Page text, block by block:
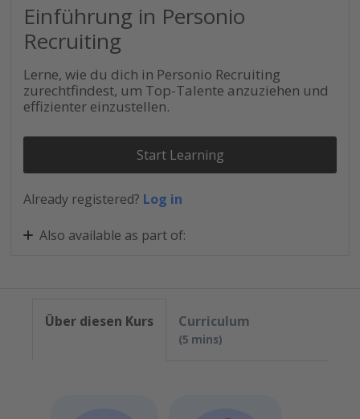
Einführung in Personio
Recruiting
Lerne, wie du dich in Personio Recruiting
zurechtfindest, um Top-Talente anzuziehen und
effizienter einzustellen.
Start Learning
Already registered? Log in
Also available as part of:
Über diesen Kurs Curriculum
5 mins